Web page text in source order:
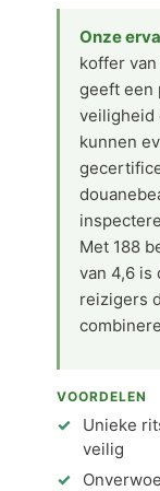
Onze
koffer
geeft een
veiligheid
kunnen
Met 188
van 4,6 is
reizigers
VOORDELEN
Unieke
veilig